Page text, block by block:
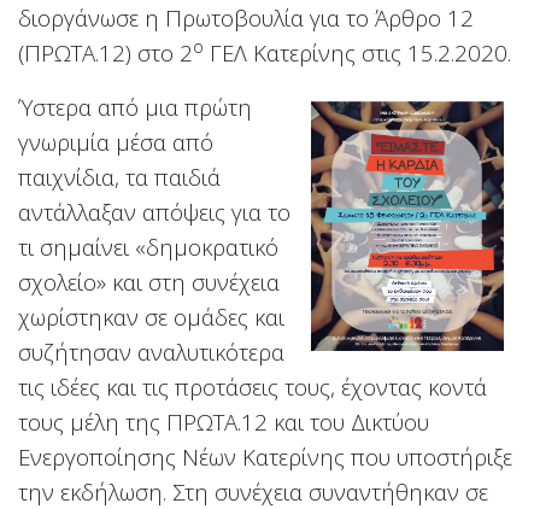
διοργάνωσε η Πρωτοβουλία για το Άρθρο 12
(ΠΡΩΤΑ.12) στο 2ο ΓΕΛ Κατερίνης στις 15.2.2020.
Ύστερα από μια πρώτη
γνωριμία μέσα από
παιχνίδια, τα παιδιά
αντάλλαξαν απόψεις για το
τι σημαίνει «δημοκρατικό
σχολείο» και στη συνέχεια
χωρίστηκαν σε ομάδες και
συζήτησαν αναλυτικότερα
τις ιδέες και τις προτάσεις τους, έχοντας κοντά
τους μέλη της ΠΡΩΤΑ.12 και του Δικτύου
Ενεργοποίησης Νέων Κατερίνης που υποστήριξε
την εκδήλωση. Στη συνέχεια συναντήθηκαν σε